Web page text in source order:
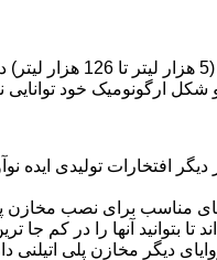
خود توانایی
مکعبی تا حجم 30 هزار لیتر نیز
مناسب برای نصب مخازن
بتوانید آنها را در کم جا
مخازن پلی اتیلنی